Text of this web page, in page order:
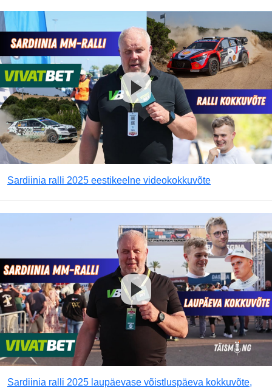
Sardiinia ralli 2025 eestikeelne videokokkuvõte
Sardiinia ralli 2025 laupäevase võistluspäeva kokkuvõte,